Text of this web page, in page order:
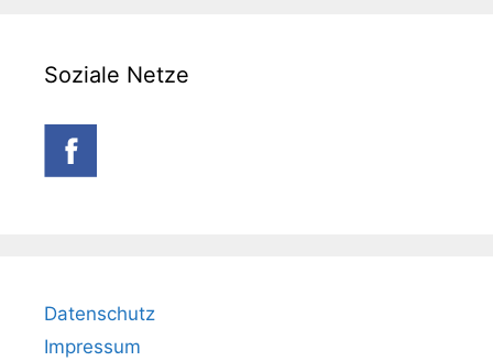
Soziale Netze
Datenschutz
Impressum